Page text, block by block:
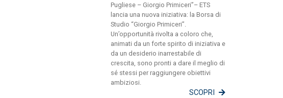
Pugliese – Giorgio Primiceri”– ETS
lancia una nuova iniziativa: la Borsa di
Studio “Giorgio Primiceri”.
Un’opportunità rivolta a coloro che,
animati da un forte spirito di iniziativa e
da un desiderio inarrestabile di
crescita, sono pronti a dare il meglio di
sé stessi per raggiungere obiettivi
ambiziosi.
SCOPRI